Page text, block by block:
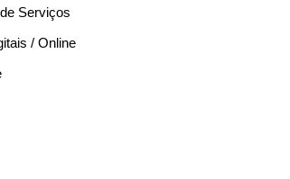
Serviços
/ Online